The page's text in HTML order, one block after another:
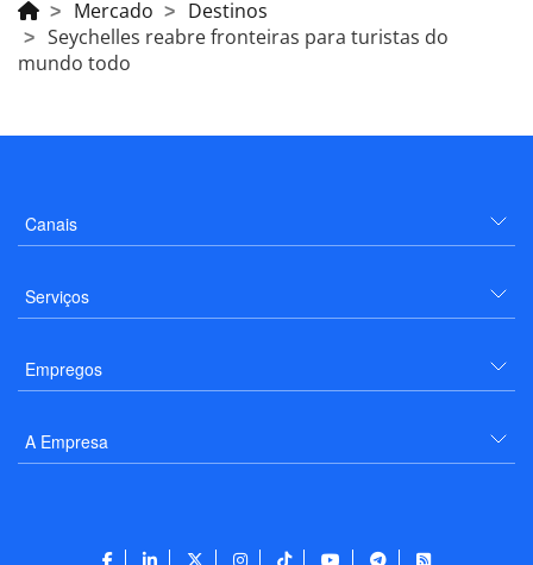
Mercado
Destinos
Seychelles reabre fronteiras para turistas do
mundo todo
Canais
Serviços
Empregos
A Empresa